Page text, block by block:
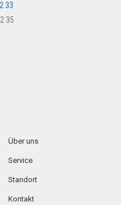
33
35
Über uns
Service
Standort
Kontakt